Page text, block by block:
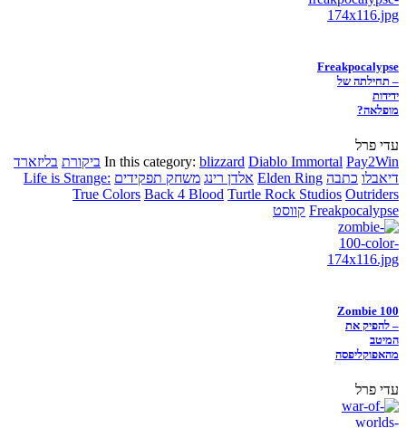
Freakpocalypse
– תחילתה של
ידידות
מופלאה?
עדי פרל
In this category: blizzard Diablo Immortal Pay2Win ביקורת בליזארד
דיאבלו כתבה Elden Ring אלדן רינג משחק תפקידים Life is Strange:
True Colors Back 4 Blood Turtle Rock Studios Outriders
Freakpocalypse קווסט
Zombie 100
– להפיק את
המיטב
מהאפוקליפסה
עדי פרל